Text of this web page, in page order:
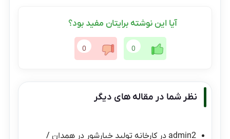
آیا این نوشته برایتان مفید بود؟
0
0
نظر شما در مقاله های دیگر
admin2 درکارخانه تولید خیارشور در همدان /